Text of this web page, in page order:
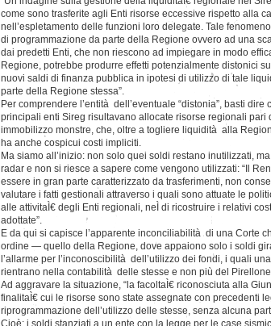
come sono trasferite agli Enti risorse eccessive rispetto alla
nell’espletamento delle funzioni loro delegate. Tale
di programmazione da parte della Regione ovvero ad una
dai predetti Enti, che non riescono ad impiegare in modo
Regione, potrebbe produrre effetti potenzialmente distonici
nuovi saldi di finanza pubblica in ipotesi di utilizzo di tale
parte della Regione stessa”.
Per comprendere l’entità dell’eventuale “distonia”, basti
principali enti Sireg risultavano allocate risorse regionali pari
immobilizzo monstre, che, oltre a togliere liquidità alla
ha anche cospicui costi impliciti.
Ma siamo all’inizio: non solo quei soldi restano inutilizzati,
radar e non si riesce a sapere come vengono utilizzati: “Il
essere in gran parte caratterizzato da trasferimenti, non
valutare i fatti gestionali attraverso i quali sono attuate le
alle attivitaÌ€ degli Enti regionali, neÌ di ricostruire i relativi
adottate”.
E da qui si capisce l’apparente inconciliabilità di una Corte
ordine — quello della Regione, dove appaiono solo i soldi
l’allarme per l’inconoscibilità dell’utilizzo dei fondi, i quali
rientrano nella contabilità delle stesse e non più del
Ad aggravare la situazione, “la facoltaÌ€ riconosciuta alla
finalitaÌ€ cui le risorse sono state assegnate con precedenti
riprogrammazione dell’utilizzo delle stesse, senza alcuna
Cioè: i soldi stanziati a un ente con la legge per le case